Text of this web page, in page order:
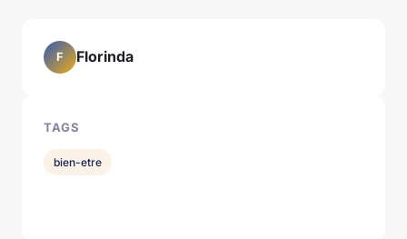
F Florinda
TAGS
bien-etre